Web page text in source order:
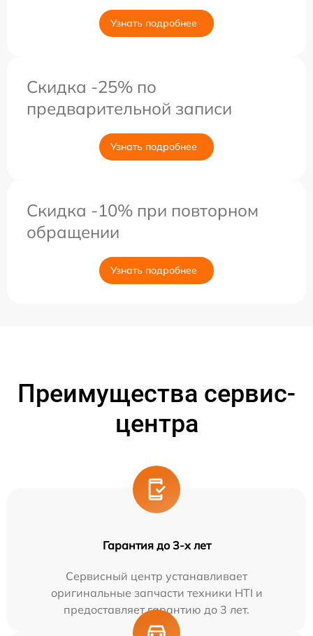
Узнать подробнее
Скидка -25% по
предварительной записи
Узнать подробнее
Скидка -10% при повторном
обращении
Узнать подробнее
Преимущества сервис-
центра
Гарантия до 3-х лет
Сервисный центр устанавливает
оригинальные запчасти техники HTI и
предоставляет гарантию до 3 лет.